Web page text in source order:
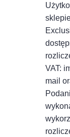
VAT:
mail